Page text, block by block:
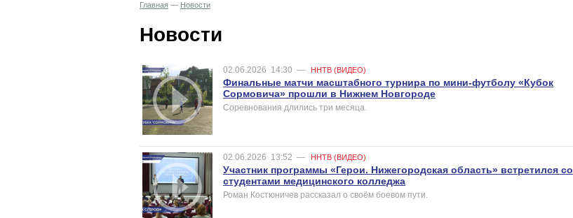
Главная — Новости
Новости
02.06.2026 14:30 — ННТВ (ВИДЕО)
Финальные матчи масштабного турнира по мини-футболу «Кубок
Сормовича» прошли в Нижнем Новгороде
Соревнования длились три месяца.
02.06.2026 13:52 — ННТВ (ВИДЕО)
Участник программы «Герои. Нижегородская область» встретился со
студентами медицинского колледжа
Роман Костюничев рассказал о своём боевом пути.